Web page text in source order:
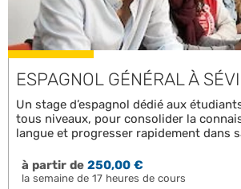
ESPAGNOL GÉNÉRAL À
Un stage d’espagnol dédié aux
tous niveaux, pour consolider la
langue et progresser rapidement dans
à partir de250,00 €
la semaine de 17 heures de cours